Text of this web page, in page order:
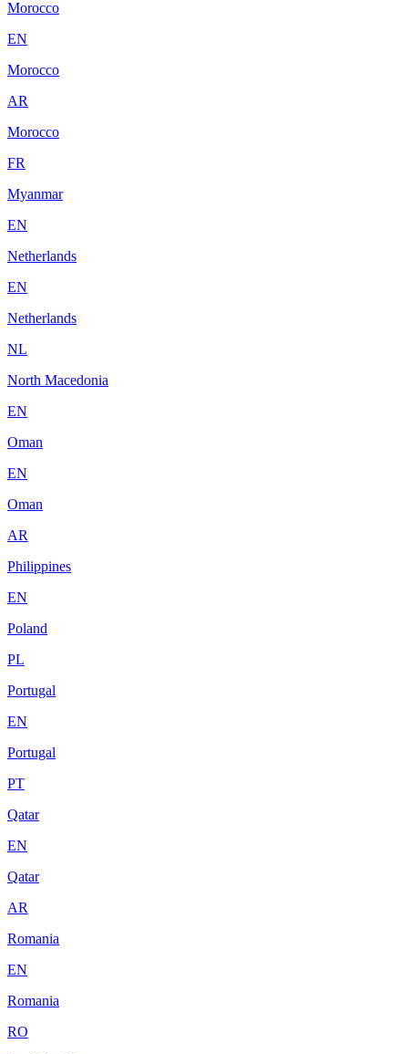
Morocco
EN
Morocco
AR
Morocco
FR
Myanmar
EN
Netherlands
EN
Netherlands
NL
North Macedonia
EN
Oman
EN
Oman
AR
Philippines
EN
Poland
PL
Portugal
EN
Portugal
PT
Qatar
EN
Qatar
AR
Romania
EN
Romania
RO